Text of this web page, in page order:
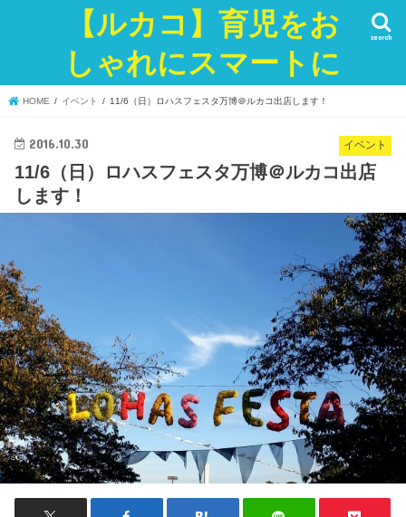
【ルカコ】育児をお
しゃれにスマートに
search
HOME イベント 11/6（日）ロハスフェスタ万博＠ルカコ出店します！
イベント
2016.10.30
11/6（日）ロハスフェスタ万博＠ルカコ出店
します！